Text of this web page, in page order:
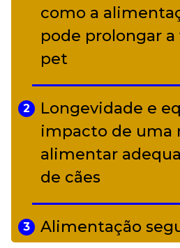
Adriana
alter ego infantil
Curitiba
como a
pode prolongar a
pet
2
Longevidade e
impacto de uma
alimentar
de cães
3
Alimentação